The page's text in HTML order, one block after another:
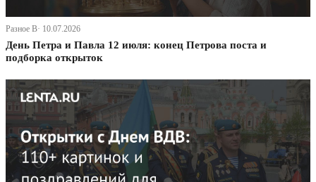
Разное В· 10.07.2026
День Петра и Павла 12 июля: конец Петрова поста и
подборка открыток